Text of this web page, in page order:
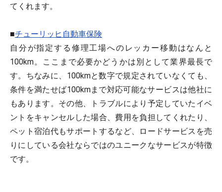
てくれます。
■チューリッヒ自動車保険
自分が指定する修理工場へのレッカー移動はなんと
100km。ここまで必要かどうかは別として業界最長で
す。ちなみに、100kmと数字で規定されていなくても、
条件を満たせば100kmまで対応可能なサービスは他社に
もあります。その他、トラブルにより予定していたイベ
ントをキャンセルした場合、費用を負担してくれたり、
ペット宿泊代もサポートするなど、ロードサービスを売
りにしている会社ならではのユニークなサービスが特徴
です。